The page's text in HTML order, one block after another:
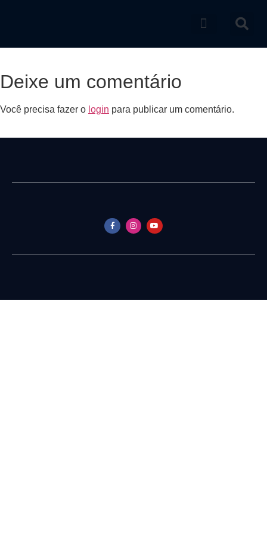
Deixe um comentário
Você precisa fazer o login para publicar um comentário.